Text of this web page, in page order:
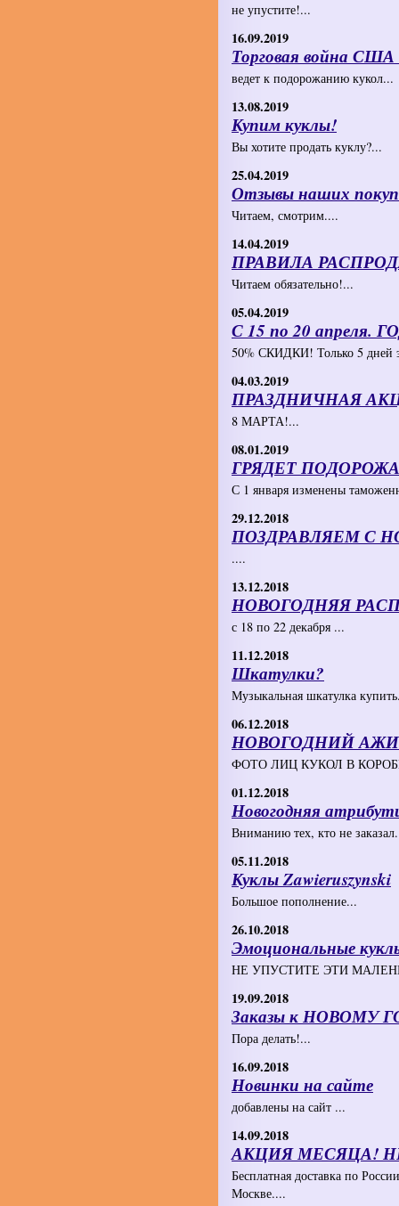
не упустите!...
16.09.2019
Торговая война
ведет к подорожанию кукол...
13.08.2019
Купим куклы!
Вы хотите продать куклу?...
25.04.2019
Отзывы наших
Читаем, смотрим....
14.04.2019
ПРАВИЛА
Читаем обязательно!...
05.04.2019
С 15 по 20
50% СКИДКИ! Только 5 дней
04.03.2019
​ПРАЗДНИЧНАЯ
8 МАРТА!...
08.01.2019
ГРЯДЕТ
С 1 января изменены
29.12.2018
ПОЗДРАВЛЯЕМ С
....
13.12.2018
НОВОГОДНЯЯ
с 18 по 22 декабря ...
11.12.2018
Шкатулки?
Музыкальная шкатулка
06.12.2018
НОВОГОДНИЙ
ФОТО ЛИЦ КУКОЛ В
01.12.2018
Новогодняя
Вниманию тех, кто не
05.11.2018
Куклы Zawieruszynski
Большое пополнение...
26.10.2018
Эмоциональные
НЕ УПУСТИТЕ ЭТИ
19.09.2018
Заказы к НОВОМУ
Пора делать!...
16.09.2018
Новинки на сайте
добавлены на сайт ...
14.09.2018
АКЦИЯ МЕСЯЦА!
Бесплатная доставка по
Москве....